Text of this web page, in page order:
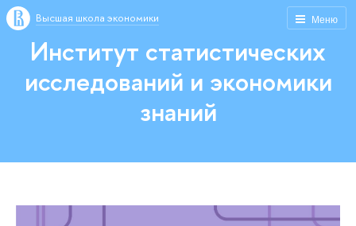
Меню
Высшая школа экономики
Институт статистических
исследований и экономики
знаний